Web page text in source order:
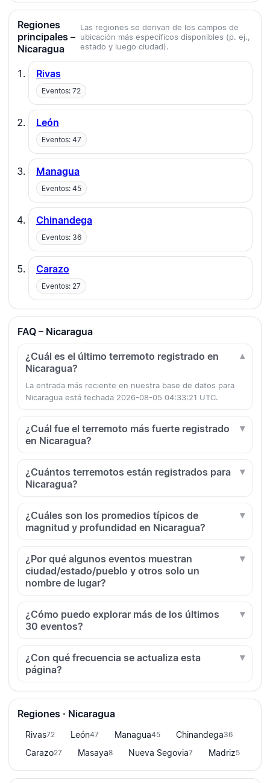
Regiones
principales –
Nicaragua
Las regiones se derivan de los campos de
ubicación más específicos disponibles (p. ej.,
estado y luego ciudad).
Rivas
Eventos: 72
León
Eventos: 47
Managua
Eventos: 45
Chinandega
Eventos: 36
Carazo
Eventos: 27
FAQ – Nicaragua
¿Cuál es el último terremoto registrado en
Nicaragua?
La entrada más reciente en nuestra base de datos para
Nicaragua está fechada 2026-08-05 04:33:21 UTC.
¿Cuál fue el terremoto más fuerte registrado
en Nicaragua?
¿Cuántos terremotos están registrados para
Nicaragua?
¿Cuáles son los promedios típicos de
magnitud y profundidad en Nicaragua?
¿Por qué algunos eventos muestran
ciudad/estado/pueblo y otros solo un
nombre de lugar?
¿Cómo puedo explorar más de los últimos
30 eventos?
¿Con qué frecuencia se actualiza esta
página?
Regiones · Nicaragua
Rivas72 León47 Managua45 Chinandega36
Carazo27 Masaya8 Nueva Segovia7 Madriz5